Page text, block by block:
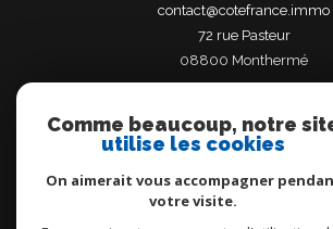
contact@cotefrance.immo
72 rue Pasteur
08800
monthermé
Adhérents
Comme beaucoup, notre
utilise les cookies
On aimerait vous accompagner
votre visite.